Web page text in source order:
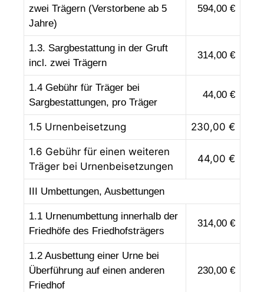
zwei Trägern (Verstorbene ab 5
Jahre)
594,00 €
1.3. Sargbestattung in der Gruft
incl. zwei Trägern
314,00 €
1.4 Gebühr für Träger bei
Sargbestattungen, pro Träger
44,00 €
1.5 Urnenbeisetzung 230,00 €
1.6 Gebühr für einen weiteren
Träger bei Urnenbeisetzungen
44,00 €
III Umbettungen, Ausbettungen
1.1 Urnenumbettung innerhalb der
Friedhöfe des Friedhofsträgers
314,00 €
1.2 Ausbettung einer Urne bei
Überführung auf einen anderen
Friedhof
230,00 €